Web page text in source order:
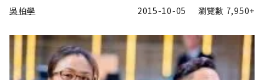
吳柏學 2015-10-05 瀏覽數 7,950+